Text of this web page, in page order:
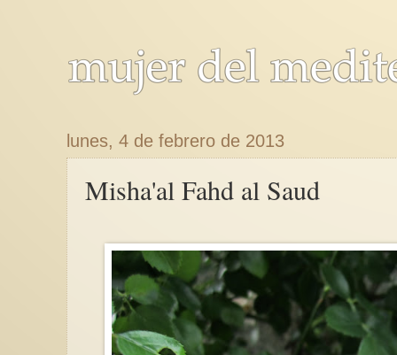
lunes, 4 de febrero de 2013
Misha'al Fahd al Saud